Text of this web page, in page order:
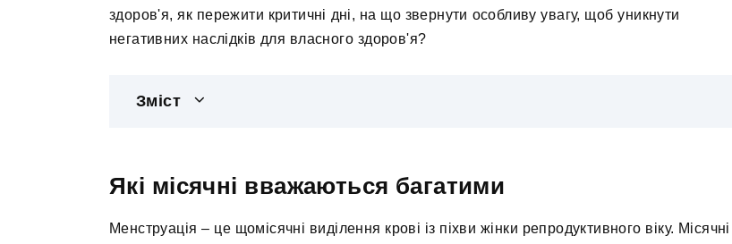
здоров'я, як пережити критичні дні, на що звернути особливу увагу, щоб уникнути
негативних наслідків для власного здоров'я?
Зміст
Які місячні вважаються багатими
Менструація – це щомісячні виділення крові із піхви жінки репродуктивного віку. Місячні